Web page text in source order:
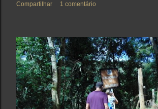
Compartilhar 1 comentário